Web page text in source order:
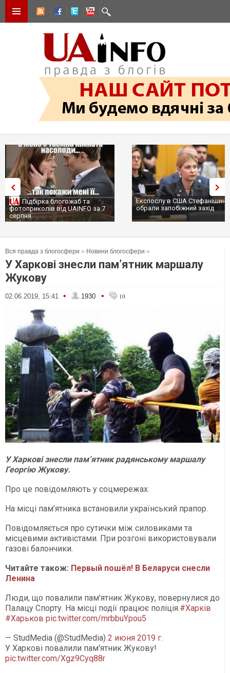
Підбірка блогожаб та
фотоприколів від UAINFO за 7
серпня
Експослу в США
обрали запобіжний захід
Вся правда з блогосфери » Новини блогосфери »
У Харкові знесли пам’ятник маршалу
Жукову
02.06.2019, 15:41 • 1930 • 10
У Харкові знесли пам’ятник радянському маршалу
Георгію Жукову.
Про це повідомляють у соцмережах.
На місці пам’ятника встановили український прапор.
Повідомляється про сутички між силовиками та
місцевими активістами. При розгоні використовували
газові балончики.
Читайте також: Первый пошёл! В Беларуси снесли
Ленина
Люди, що повалили пам'ятник Жукову, повернулися до
Палацу Спорту. На місці події працює поліція.#Харків
#Харьков pic.twitter.com/mrbbuYpou5
— StudMedia (@StudMedia) 2 июня 2019 г.
У Харкові повалили пам'ятник Жукову!
pic.twitter.com/Xgz9Cyq88r